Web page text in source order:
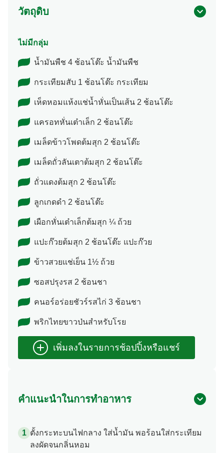
วัตถุดิบ
ไม่มีกลุ่ม
น้ำมันพืช 4 ช้อนโต๊ะ น้ำมันพืช
กระเทียมสับ 1 ช้อนโต๊ะ กระเทียม
เห็ดหอมแห้งแช่น้ำหั่นเป็นเส้น 2 ช้อนโต๊ะ
แครอทหั่นเต๋าเล็ก 2 ช้อนโต๊ะ
เมล็ดข้าวโพดต้มสุก 2 ช้อนโต๊ะ
เมล็ดถั่วลันเตาต้มสุก 2 ช้อนโต๊ะ
ถั่วแดงต้มสุก 2 ช้อนโต๊ะ
ลูกเกดดำ 2 ช้อนโต๊ะ
เผือกหั่นเต๋าเล็กต้มสุก ¼ ถ้วย
แปะก๊วยต้มสุก 2 ช้อนโต๊ะ แปะก๊วย
ข้าวสวยแช่เย็น 1½ ถ้วย
ซอสปรุงรส 2 ช้อนชา
คนอร์อร่อยชัวร์รสไก่ 3 ช้อนชา
พริกไทยขาวป่นสำหรับโรย
คำแนะนำในการทำอาหาร
ตั้งกระทะบนไฟกลาง ใส่น้ำมัน พอร้อนใส่กระเทียม
ลงผัดจนกลิ่นหอม